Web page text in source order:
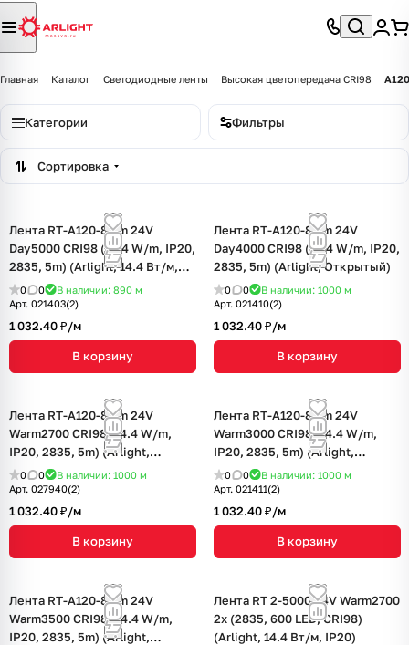
Главная Каталог Светодиодные ленты Высокая цветопередача CRI98
Категории Фильтры
Сортировка
Лента RT-A120-8mm 24V
Day5000 CRI98 (14.4 W/m, IP20,
2835, 5m) (Arlight, 14.4 Вт/м,
IP20)
0 0 В наличии: 890 м
Арт. 021403(2)
1 032.40 ₽/м
В корзину
Лента RT-A120-8mm 24V
Day4000 CRI98 (14.4 W/m, IP20,
2835, 5m) (Arlight, Открытый)
0 0 В наличии: 1000 м
Арт. 021410(2)
1 032.40 ₽/м
В корзину
Лента RT-A120-8mm 24V
Warm2700 CRI98 (14.4 W/m,
IP20, 2835, 5m) (Arlight,
Открытый)
0 0 В наличии: 1000 м
Арт. 027940(2)
1 032.40 ₽/м
В корзину
Лента RT-A120-8mm 24V
Warm3000 CRI98 (14.4 W/m,
IP20, 2835, 5m) (Arlight,
Открытый)
0 0 В наличии: 1000 м
Арт. 021411(2)
1 032.40 ₽/м
В корзину
Лента RT-A120-8mm 24V
Warm3500 CRI98 (14.4 W/m,
IP20, 2835, 5m) (Arlight,
Лента RT 2-5000 24V Warm2700
2x (2835, 600 LED, CRI98)
(Arlight, 14.4 Вт/м, IP20)